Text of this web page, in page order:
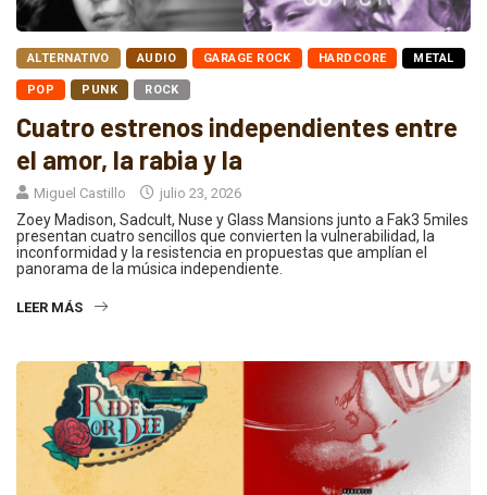
ALTERNATIVO AUDIO GARAGE ROCK HARDCORE METAL
POP PUNK ROCK
Cuatro estrenos independientes entre
el amor, la rabia y la
Miguel Castillo julio 23, 2026
Zoey Madison, Sadcult, Nuse y Glass Mansions junto a Fak3 5miles
presentan cuatro sencillos que convierten la vulnerabilidad, la
inconformidad y la resistencia en propuestas que amplían el
panorama de la música independiente.
LEER MÁS